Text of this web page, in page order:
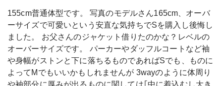
155cm普通体型です。 写真のモデルさん165cm、オーバ
ーサイズで可愛いという安直な気持ちでSを購入し後悔し
ました。 お父さんのジャケット借りたのかな？レベルの
オーバーサイズです。 パーカーやダッフルコートなど袖
や身幅がストンと下に落ちるものであればSでも、ものに
よってMでもいいかもしれませんが 3wayのように体周り
や袖部分に厚みが出るものに関しては｢中に着込むし大き